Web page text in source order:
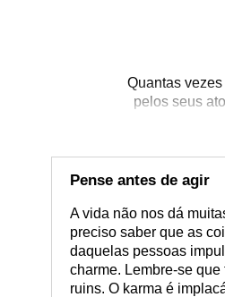
Quantas
pelos seus
Pense antes de agir
A vida não nos dá
preciso saber que as
daquelas pessoas
charme. Lembre-se
ruins. O karma é